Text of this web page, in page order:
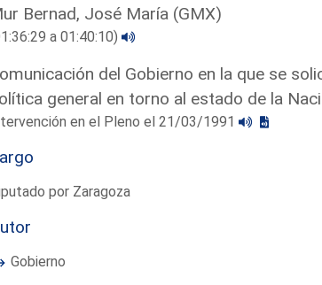
Bernad, José María (GMX)
a 01:40:10)
del Gobierno en la que se
general en torno al estado de la
en el Pleno el 21/03/1991
por Zaragoza
Gobierno